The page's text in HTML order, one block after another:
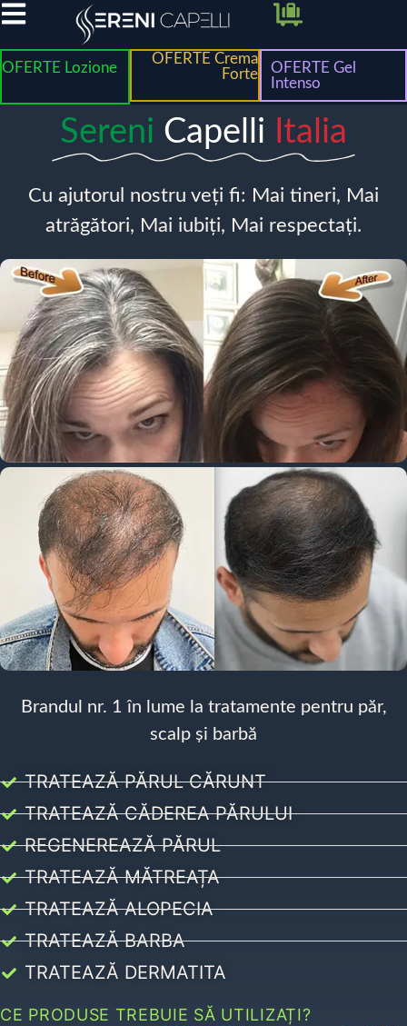
OFERTE Lozione
OFERTE Crema
Forte
OFERTE Gel
Intenso
Sereni Capelli Italia
Cu ajutorul nostru veți fi: Mai tineri, Mai
atrăgători, Mai iubiți, Mai respectați.
Brandul nr. 1 în lume la tratamente pentru păr,
scalp și barbă
TRATEAZĂ PĂRUL CĂRUNT
TRATEAZĂ CĂDEREA PĂRULUI
REGENEREAZĂ PĂRUL
TRATEAZĂ MĂTREAȚA
TRATEAZĂ ALOPECIA
TRATEAZĂ BARBA
TRATEAZĂ DERMATITA
CE PRODUSE TREBUIE SĂ UTILIZAȚI?